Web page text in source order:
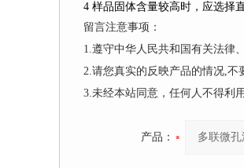
4 样品固体含量较高时，应选择
留言注意事项：
1.遵守中华人民共和国有关法律
2.请您真实的反映产品的情况,
3.未经本站同意，任何人不得利
产品：